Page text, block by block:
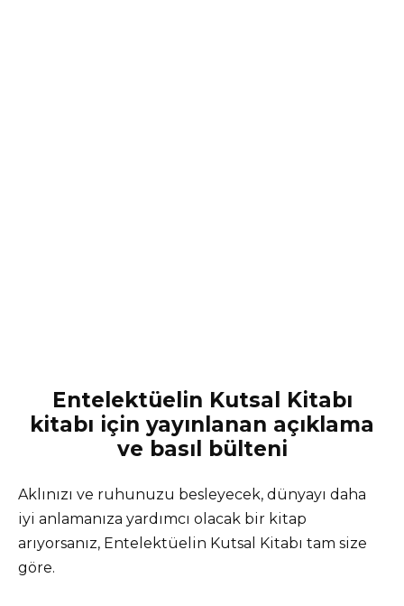
Entelektüelin Kutsal Kitabı
kitabı için yayınlanan açıklama
ve basıl bülteni
Aklınızı ve ruhunuzu besleyecek, dünyayı daha
iyi anlamanıza yardımcı olacak bir kitap
arıyorsanız, Entelektüelin Kutsal Kitabı tam size
göre.